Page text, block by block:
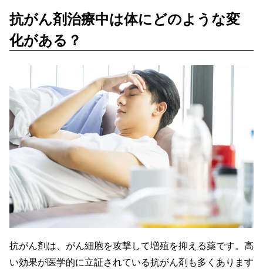
抗がん剤治療中は体にどのような変
化がある？
抗がん剤は、がん細胞を攻撃して増殖を抑える薬です。高
い効果が医学的に立証されている抗がん剤も多くあります